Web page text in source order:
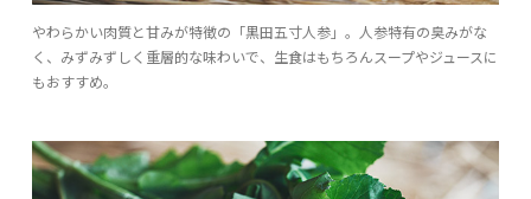
やわらかい肉質と甘みが特徴の「黒田五寸人参」。人参特有の臭みがな
く、みずみずしく重層的な味わいで、生食はもちろんスープやジュースに
もおすすめ。